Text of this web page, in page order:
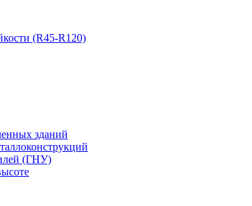
(R45-R120)
зданий
(ГНУ)